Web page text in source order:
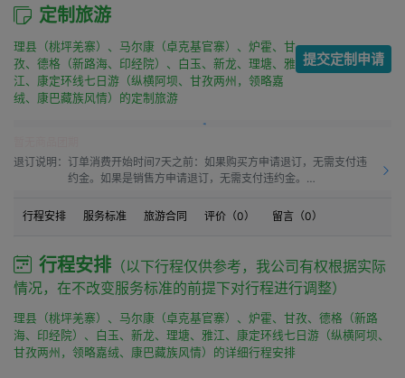
定制旅游
理县（桃坪羌寨）、马尔康（卓克基官寨）、炉霍、甘
孜、德格（新路海、印经院）、白玉、新龙、理塘、雅
江、康定环线七日游（纵横阿坝、甘孜两州，领略嘉
绒、康巴藏族风情）的定制旅游
提交定制申请
退订说明： 订单消费开始时间7天之前：如果购买方申请退订，无需支付违
约金。如果是销售方申请退订，无需支付违约金。
购买方申请退订，需要按50.0%比例支付违约金。如果是销售方
买方申请退订，需要按60.0%比例支付违约金。如果是销售方申
请退订，需要按15.00%比例支付违约金。
订单消费开始时间之前1天到订单消费开始时间：如果购买方申
订，需要按20.0%比例支付违约金。
订单消费开始时间之后：如果购买方申请退订，需要按100%比
例支付违约金。如果是销售方申请退订，需要按20.0%比例支付
行程安排 服务标准 旅游合同 评价（0） 留言（0）
行程安排 （以下行程仅供参考，我公司有权根据实际
情况，在不改变服务标准的前提下对行程进行调整）
理县（桃坪羌寨）、马尔康（卓克基官寨）、炉霍、甘孜、德格（新路
海、印经院）、白玉、新龙、理塘、雅江、康定环线七日游（纵横阿坝、
甘孜两州，领略嘉绒、康巴藏族风情）的详细行程安排